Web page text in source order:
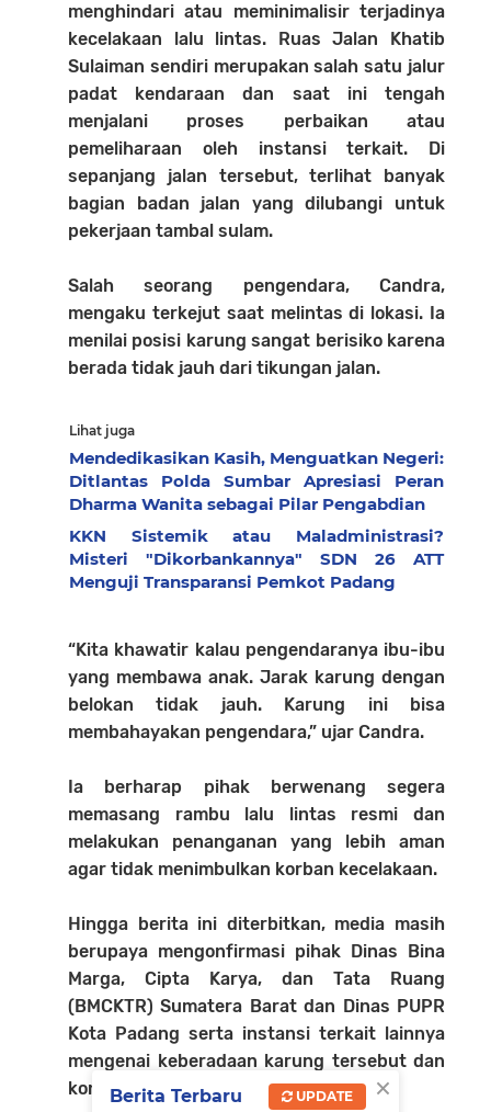
menghindari atau meminimalisir terjadinya
kecelakaan lalu lintas. Ruas Jalan Khatib
Sulaiman sendiri merupakan salah satu jalur
padat kendaraan dan saat ini tengah
menjalani proses perbaikan atau
pemeliharaan oleh instansi terkait. Di
sepanjang jalan tersebut, terlihat banyak
bagian badan jalan yang dilubangi untuk
pekerjaan tambal sulam.
Salah seorang pengendara, Candra,
mengaku terkejut saat melintas di lokasi. Ia
menilai posisi karung sangat berisiko karena
berada tidak jauh dari tikungan jalan.
Lihat juga
Mendedikasikan Kasih, Menguatkan Negeri:
Ditlantas Polda Sumbar Apresiasi Peran
Dharma Wanita sebagai Pilar Pengabdian
KKN Sistemik atau Maladministrasi?
Misteri "Dikorbankannya" SDN 26 ATT
Menguji Transparansi Pemkot Padang
“Kita khawatir kalau pengendaranya ibu-ibu
yang membawa anak. Jarak karung dengan
belokan tidak jauh. Karung ini bisa
membahayakan pengendara,” ujar Candra.
Ia berharap pihak berwenang segera
memasang rambu lalu lintas resmi dan
melakukan penanganan yang lebih aman
agar tidak menimbulkan korban kecelakaan.
Hingga berita ini diterbitkan, media masih
berupaya mengonfirmasi pihak Dinas Bina
Marga, Cipta Karya, dan Tata Ruang
(BMCKTR) Sumatera Barat dan Dinas PUPR
Kota Padang serta instansi terkait lainnya
mengenai keberadaan karung tersebut dan
kondisi perbaikan jalan di lokasi.
×
Berita Terbaru UPDATE